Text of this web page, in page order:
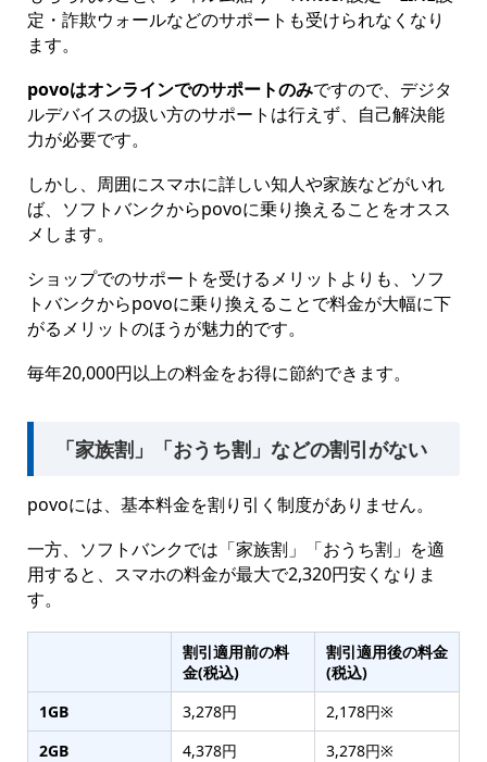
定・詐欺ウォールなどのサポートも受けられなくなり
ます。
povoはオンラインでのサポートのみですので、デジタ
ルデバイスの扱い方のサポートは行えず、自己解決能
力が必要です。
しかし、周囲にスマホに詳しい知人や家族などがいれ
ば、ソフトバンクからpovoに乗り換えることをオスス
メします。
ショップでのサポートを受けるメリットよりも、ソフ
トバンクからpovoに乗り換えることで料金が大幅に下
がるメリットのほうが魅力的です。
毎年20,000円以上の料金をお得に節約できます。
「家族割」「おうち割」などの割引がない
povoには、基本料金を割り引く制度がありません。
一方、ソフトバンクでは「家族割」「おうち割」を適
用すると、スマホの料金が最大で2,320円安くなりま
す。
割引適用前の料
金(税込)
割引適用後の料金
(税込)
1GB
3,278円
2,178円※
2GB
4,378円
3,278円※